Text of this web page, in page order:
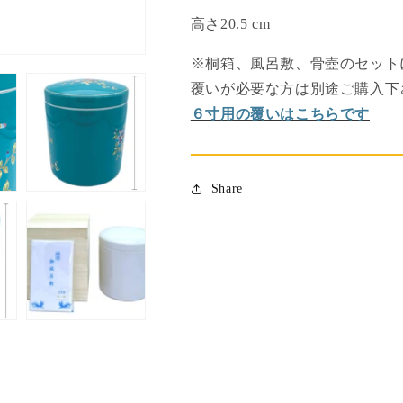
量
を
減
ら
す
増
や
す
高さ20.5 cm
※桐箱、風呂敷、骨壺のセット
覆いが必要な方は別途ご購入下
６寸用の覆いはこちらです
Share